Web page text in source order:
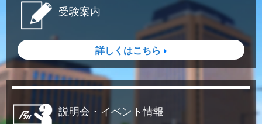
受験案内
詳しくはこちら
説明会・イベント情報